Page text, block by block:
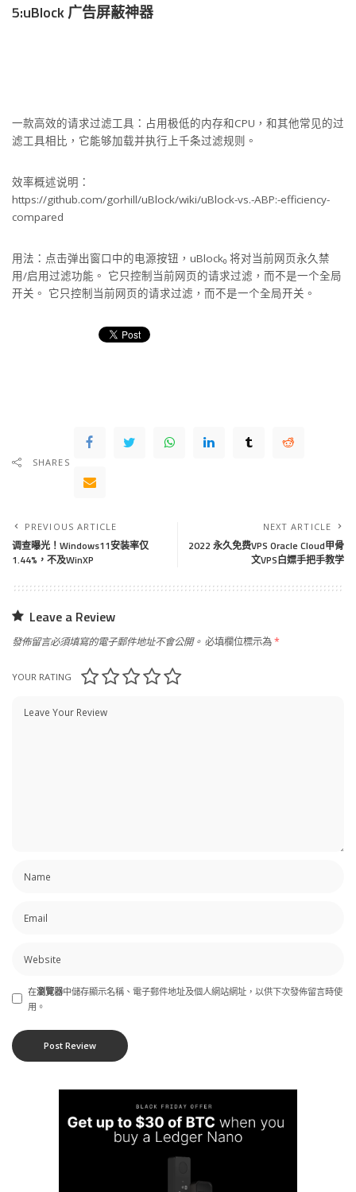
5:uBlock 广告屏蔽神器
一款高效的请求过滤工具：占用极低的内存和CPU，和其他常见的过
滤工具相比，它能够加载并执行上千条过滤规则。
效率概述说明：
https://github.com/gorhill/uBlock/wiki/uBlock-vs.-ABP:-efficiency-
compared
用法：点击弹出窗口中的电源按钮，uBlock₀ 将对当前网页永久禁
用/启用过滤功能。 它只控制当前网页的请求过滤，而不是一个全局
开关。 它只控制当前网页的请求过滤，而不是一个全局开关。
SHARES
PREVIOUS ARTICLE
调查曝光！Windows11安装率仅
1.44%，不及WinXP
NEXT ARTICLE
2022 永久免费VPS Oracle Cloud甲骨
文VPS白嫖手把手教学
Leave a Review
發佈留言必須填寫的電子郵件地址不會公開。 必填欄位標示為*
YOUR RATING
在瀏覽器中儲存顯示名稱、電子郵件地址及個人網站網址，以供下次發佈留言時使
用。